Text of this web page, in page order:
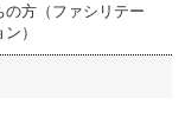
の方（ファシリテー
）